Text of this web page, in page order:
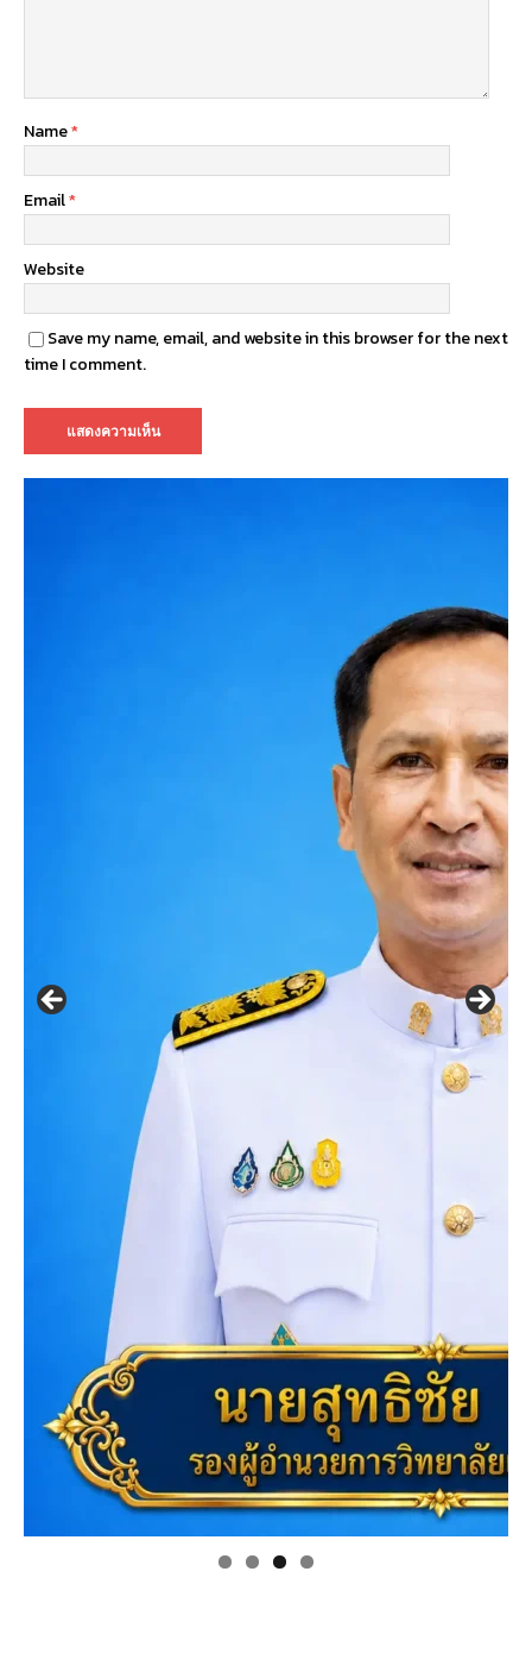
Name*
Email*
Website
Save my name, email, and website in this browser for the next
time I comment.